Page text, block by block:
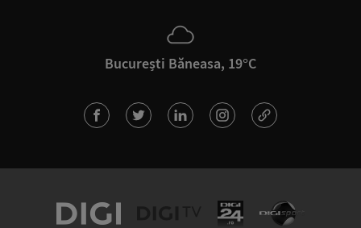
București Băneasa, 19°C